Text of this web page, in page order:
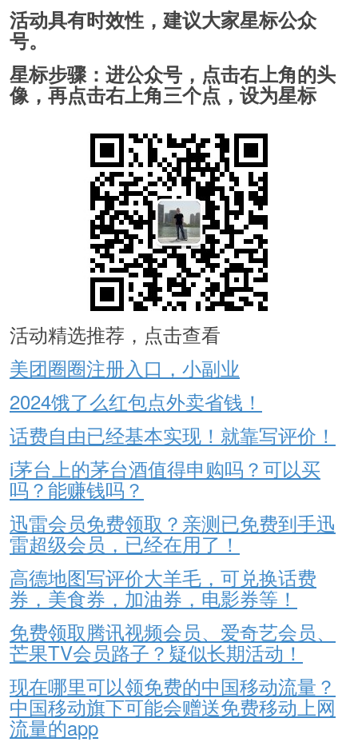
活动具有时效性，建议大家星标公众
号。
星标步骤：进公众号，点击右上角的头
像，再点击右上角三个点，设为星标
活动精选推荐，点击查看
美团圈圈注册入口，小副业
2024饿了么红包点外卖省钱！
话费自由已经基本实现！就靠写评价！
i茅台上的茅台酒值得申购吗？可以买
吗？能赚钱吗？
迅雷会员免费领取？亲测已免费到手迅
雷超级会员，已经在用了！
高德地图写评价大羊毛，可兑换话费
券，美食券，加油券，电影券等！
免费领取腾讯视频会员、爱奇艺会员、
芒果TV会员路子？疑似长期活动！
现在哪里可以领免费的中国移动流量？
中国移动旗下可能会赠送免费移动上网
流量的app